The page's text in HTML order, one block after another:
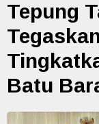
Tepung
Batu